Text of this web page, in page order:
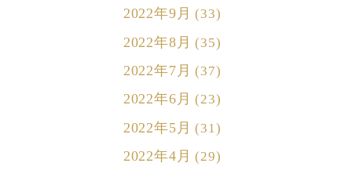
2022年9月 (33)
2022年8月 (35)
2022年7月 (37)
2022年6月 (23)
2022年5月 (31)
2022年4月 (29)